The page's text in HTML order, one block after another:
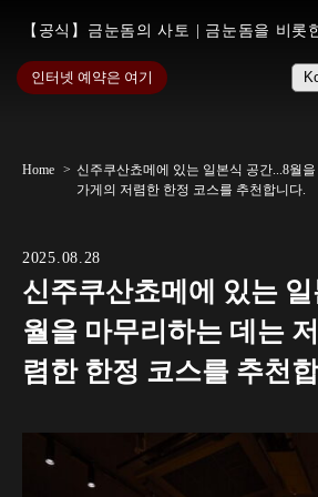
【공식】금눈돔의 사토 | 금눈돔을 비롯
인터넷 예약은 여기
Home
신주쿠산쵸메에 있는 일본식 공간...8월
가게의 저렴한 한정 코스를 추천합니다.
2025.08.28
신주쿠산쵸메에 있는
월을 마무리하는 데는
렴한 한정 코스를 추천